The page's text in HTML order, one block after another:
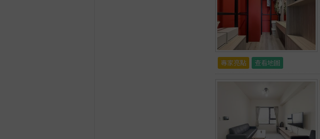
專家亮點 查看地圖